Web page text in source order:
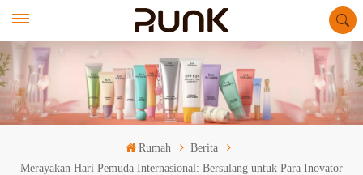
Rumah
Berita
Merayakan Hari Pemuda Internasional: Bersulang untuk Para Inovator